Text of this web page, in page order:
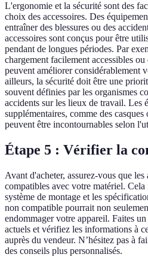
L'ergonomie et la sécurité sont des
choix des accessoires. Des
entraîner des blessures ou des
accessoires sont conçus pour être
pendant de longues périodes. Par
chargement facilement accessibles
peuvent améliorer considérablement
ailleurs, la sécurité doit être une
souvent définies par les organismes
accidents sur les lieux de travail. Les
supplémentaires, comme des
peuvent être incontournables selon
Étape 5 : Vérifier la
Avant d'acheter, assurez-vous que les
compatibles avec votre matériel.
système de montage et les
non compatible pourrait non
endommager votre appareil. Faites
actuels et vérifiez les informations à
auprès du vendeur. N’hésitez pas à
des conseils plus personnalisés.